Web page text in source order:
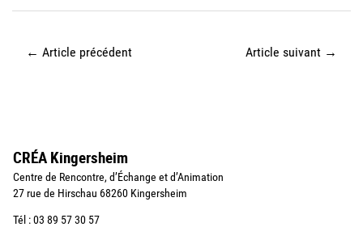
← Article précédent Article suivant →
CRÉA Kingersheim
Centre de Rencontre, d’Échange et d’Animation
27 rue de Hirschau 68260 Kingersheim
Tél : 03 89 57 30 57